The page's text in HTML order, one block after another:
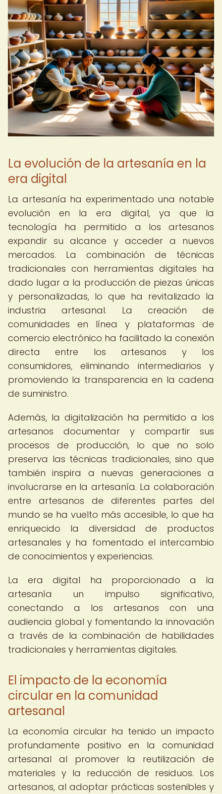
La evolución de la artesanía en la
era digital
La artesanía ha experimentado una notable
evolución en la era digital, ya que la
tecnología ha permitido a los artesanos
expandir su alcance y acceder a nuevos
mercados. La combinación de técnicas
tradicionales con herramientas digitales ha
dado lugar a la producción de piezas únicas
y personalizadas, lo que ha revitalizado la
industria artesanal. La creación de
comunidades en línea y plataformas de
comercio electrónico ha facilitado la conexión
directa entre los artesanos y los
consumidores, eliminando intermediarios y
promoviendo la transparencia en la cadena
de suministro.
Además, la digitalización ha permitido a los
artesanos documentar y compartir sus
procesos de producción, lo que no solo
preserva las técnicas tradicionales, sino que
también inspira a nuevas generaciones a
involucrarse en la artesanía. La colaboración
entre artesanos de diferentes partes del
mundo se ha vuelto más accesible, lo que ha
enriquecido la diversidad de productos
artesanales y ha fomentado el intercambio
de conocimientos y experiencias.
La era digital ha proporcionado a la
artesanía un impulso significativo,
conectando a los artesanos con una
audiencia global y fomentando la innovación
a través de la combinación de habilidades
tradicionales y herramientas digitales.
El impacto de la economía
circular en la comunidad
artesanal
La economía circular ha tenido un impacto
profundamente positivo en la comunidad
artesanal al promover la reutilización de
materiales y la reducción de residuos. Los
artesanos, al adoptar prácticas sostenibles y